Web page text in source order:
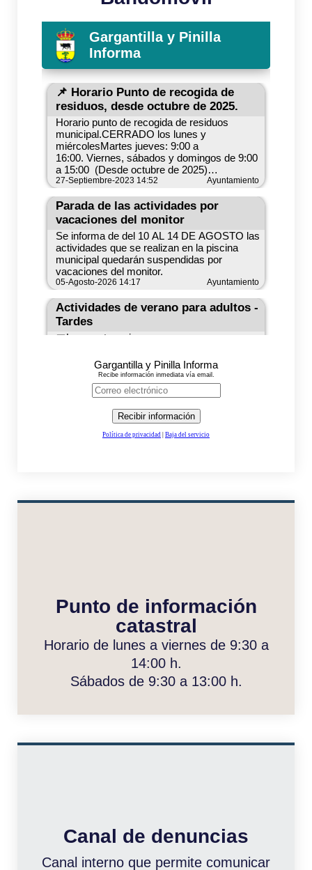
Punto de información
catastral
Horario de lunes a viernes de 9:30 a
14:00 h.
Sábados de 9:30 a 13:00 h.
Canal de denuncias
Canal interno que permite comunicar